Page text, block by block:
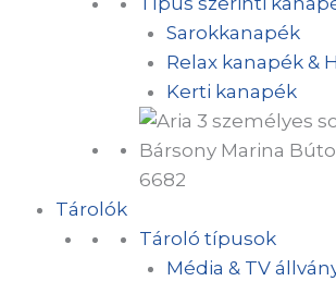
Sarokkanapék
Relax kanapék &
Kerti kanapék
Tárolók
Tároló típusok
Média & TV